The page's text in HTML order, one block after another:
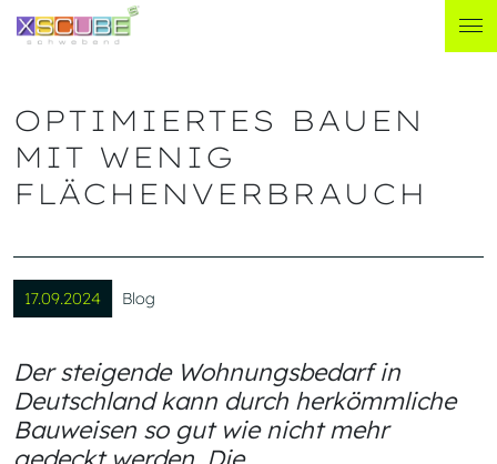
OPTIMIERTES BAUEN
MIT WENIG
FLÄCHENVERBRAUCH
17.09.2024 Blog
Der steigende Wohnungsbedarf in
Deutschland kann durch herkömmliche
Bauweisen so gut wie nicht mehr
gedeckt werden. Die